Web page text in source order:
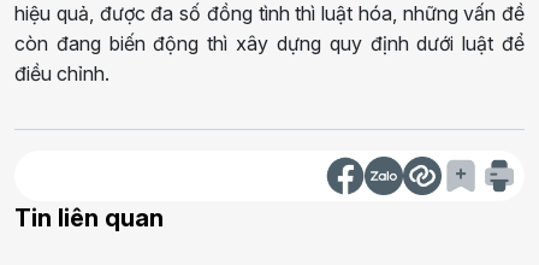
hiệu quả, được đa số đồng tình thì luật hóa, những vấn đề
còn đang biến động thì xây dựng quy định dưới luật để
điều chỉnh.
Tin liên quan